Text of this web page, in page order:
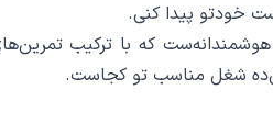
خودتو پیدا کنی.
که با ترکیب تمرین‌های
شغل مناسب تو کجاست.